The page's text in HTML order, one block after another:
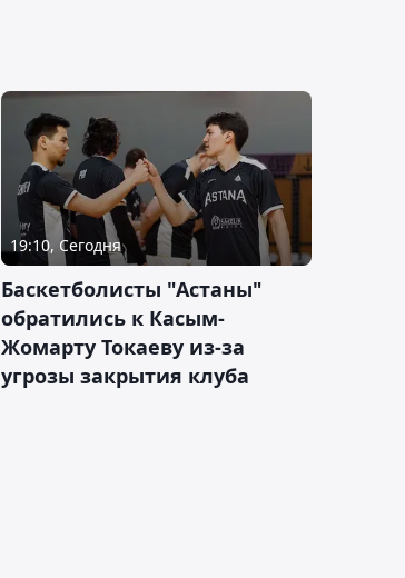
19:10, Сегодня
Баскетболисты "Астаны"
обратились к Касым-
Жомарту Токаеву из-за
угрозы закрытия клуба